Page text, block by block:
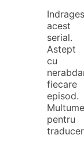
acest
serial.
Astept
cu
fiecare
episod.
pentru